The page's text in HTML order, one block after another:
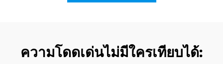
ความโดดเด่นไม่มีใครเทียบได้: